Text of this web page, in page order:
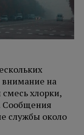
внимание на
хлорки,
Сообщения
службы около